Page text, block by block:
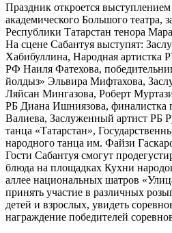
Праздник откроется выступлением
академического Большого театра,
Республики Татарстан тенора
На сцене Сабантуя выступят:
Хабибуллина, Народная артистка
РФ Наиля Фатехова,
йолдыз» Эльвира Мифтахова,
Ляйсан Мингазова, Роберт
РБ Диана Ишниязова, финалистка
Валиева, Заслуженный артист РБ
танца «Татарстан»,
народного танца им. Файзи
Гости Сабантуя смогут
блюда на площадках Кухни
аллее национальных шатров
принять участие в различных
детей и взрослых, увидеть
награждение победителей